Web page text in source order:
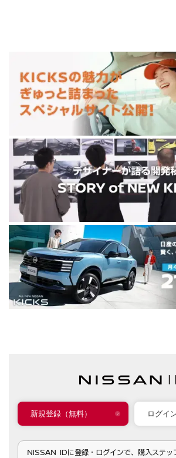
新規登録（無料） ログイ
NISSAN IDに登録・ログインで、購入ステッ